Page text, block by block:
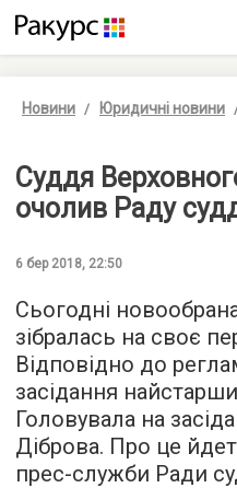
Новини Юридичні новини
Суддя
очолив Раду
6 бер 2018, 22:50
Сьогодні
зібралась на своє
Відповідно до
засідання
Головувала на
Діброва. Про це
прес-служби Ради